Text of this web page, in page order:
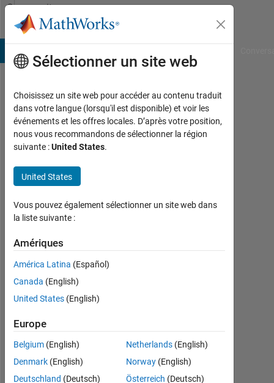
Passer au contenu
Community
Profile
John
Vargas
Last
environ
6 ans il
|
depuis
2018
Followers:
0
Follow
Sélectionner un site web
Choisissez un site web pour accéder au contenu traduit
dans votre langue (lorsqu'il est disponible) et voir les
événements et les offres locales. D’après votre position,
nous vous recommandons de sélectionner la région
suivante :United States.
United States
Vous pouvez également sélectionner un site web dans
la liste suivante :
Amériques
América Latina (Español)
Canada (English)
United States (English)
Europe
Belgium (English)
Denmark (English)
Deutschland (Deutsch)
Netherlands(English)
Norway(English)
Österreich (Deutsch)